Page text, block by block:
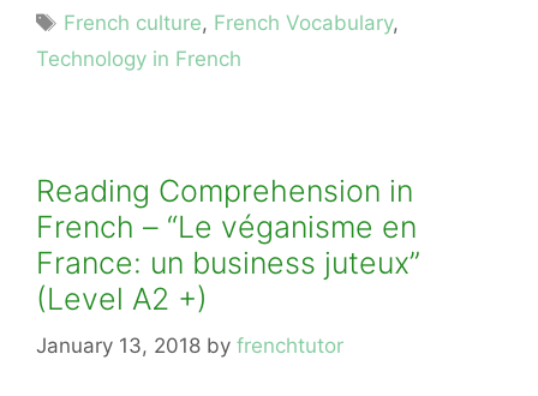
Tags
French culture, French Vocabulary,
Technology in French
Reading Comprehension in
French – “Le véganisme en
France: un business juteux”
(Level A2 +)
January 13, 2018 by frenchtutor